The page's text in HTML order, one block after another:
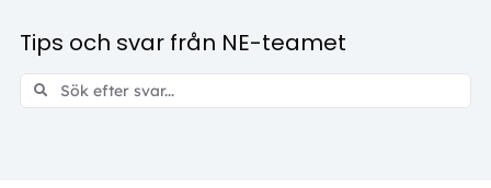
Tips och svar från NE-teamet